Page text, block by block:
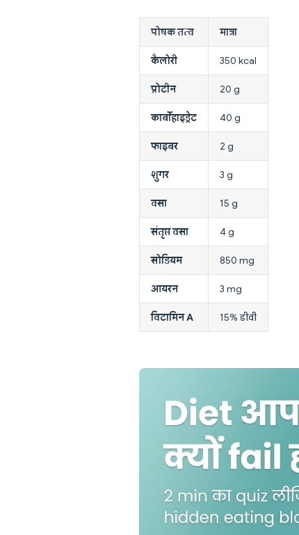
पोषक तत्व मात्रा
कैलोरी 350 kcal
प्रोटीन 20 g
कार्बोहाइड्रेट 40 g
फाइबर 2 g
शुगर 3 g
वसा 15 g
संतृप्त वसा 4 g
सोडियम 850 mg
आयरन 3 mg
विटामिन A 15% डीवी